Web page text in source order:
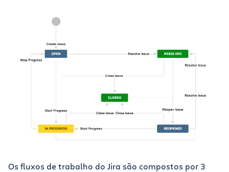
Os fluxos de trabalho do Jira são compostos por 3